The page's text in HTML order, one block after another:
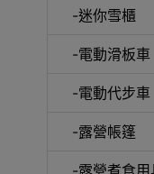
-迷你雪櫃
-電動滑板車
-電動代步車
-露營帳篷
-露營煮食用